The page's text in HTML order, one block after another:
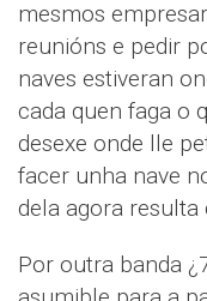
mesmos
reunións e pedir
naves estiveran
cada quen faga o
desexe onde lle
facer unha nave
dela agora resulta
Por outra banda